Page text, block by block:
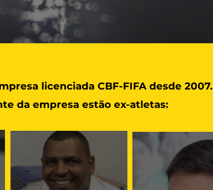
licenciada CBF-FIFA desde 2007.
da empresa estão ex-atletas: